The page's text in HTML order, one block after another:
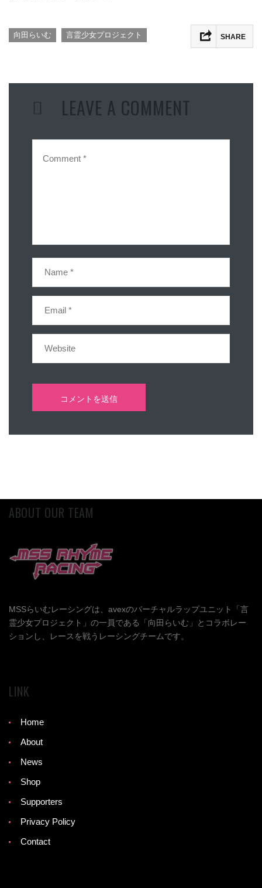
向田らいむ 言霊少女プロジェクト SHARE
Twitter
LEAVE A COMMENT
ABOUT OUR TEAM
MSSらいむレーシングは、avexのバーチャルラップユニット「言
霊少女プロジェクト」の一員である「向田らいむ」とコラボレー
ションし、レースを戦うレーシングチームです。
LINK
Home
About
News
Shop
Supporters
Privacy Policy
Contact